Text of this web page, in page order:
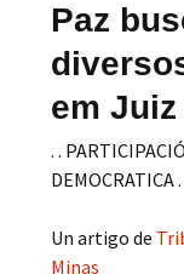
Paz
em
. .
DEMOCRATICA .
Un artigo de
Minas